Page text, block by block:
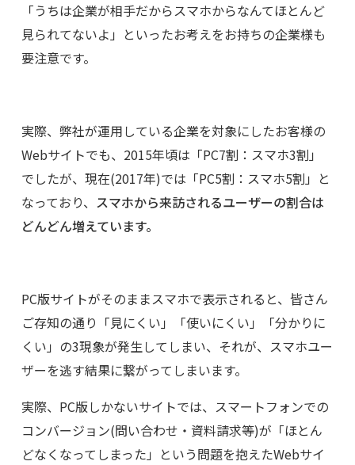
「うちは企業が相手だからスマホからなんてほとんど
見られてないよ」といったお考えをお持ちの企業様も
要注意です。
実際、弊社が運用している企業を対象にしたお客様の
Webサイトでも、2015年頃は「PC7割：スマホ3割」
でしたが、現在(2017年)では「PC5割：スマホ5割」と
なっており、 スマホから来訪されるユーザーの割合は
どんどん増えています。
PC版サイトがそのままスマホで表示されると、皆さん
ご存知の通り「見にくい」「使いにくい」「分かりに
くい」の3現象が発生してしまい、それが、スマホユー
ザーを逃す結果に繋がってしまいます。
実際、PC版しかないサイトでは、スマートフォンでの
コンバージョン(問い合わせ・資料請求等)が「ほとん
どなくなってしまった」という問題を抱えたWebサイ